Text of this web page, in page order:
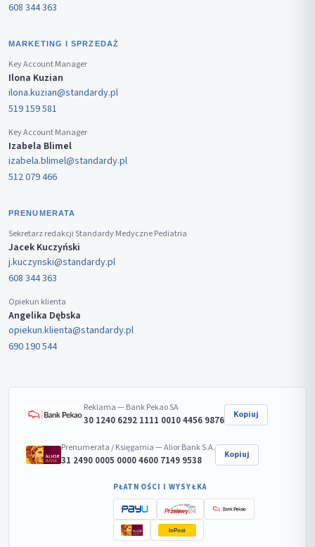
608 344 363
MARKETING I SPRZEDAŻ
Key Account Manager
Ilona Kuzian
ilona.kuzian@standardy.pl
519 159 581
Key Account Manager
Izabela Blimel
izabela.blimel@standardy.pl
512 079 466
PRENUMERATA
Sekretarz redakcji Standardy Medyczne Pediatria
Jacek Kuczyński
j.kuczynski@standardy.pl
608 344 363
Opiekun klienta
Angelika Dębska
opiekun.klienta@standardy.pl
690 190 544
Reklama — Bank Pekao SA
30 1240 6292 1111 0010 4456 9876 Kopiuj
Prenumerata / Księgarnia — Alior Bank S.A.
31 2490 0005 0000 4600 7149 9538 Kopiuj
PŁATNOŚCI I WYSYŁKA
InPost